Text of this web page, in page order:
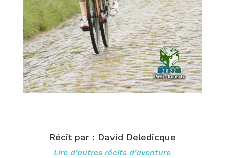
Récit par : David Deledicque
Lire d’autres récits d’aventure